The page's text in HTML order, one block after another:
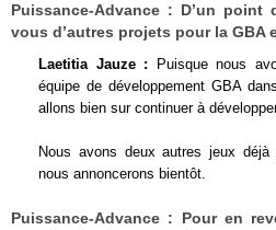
Puissance-Advance : D’un point
vous d’autres projets pour la GBA
Laetitia Jauze : Puisque nous
équipe de développement GBA
allons bien sur continuer à
Nous avons deux autres jeux déjà
nous annoncerons bientôt.
Puissance-Advance : Pour en